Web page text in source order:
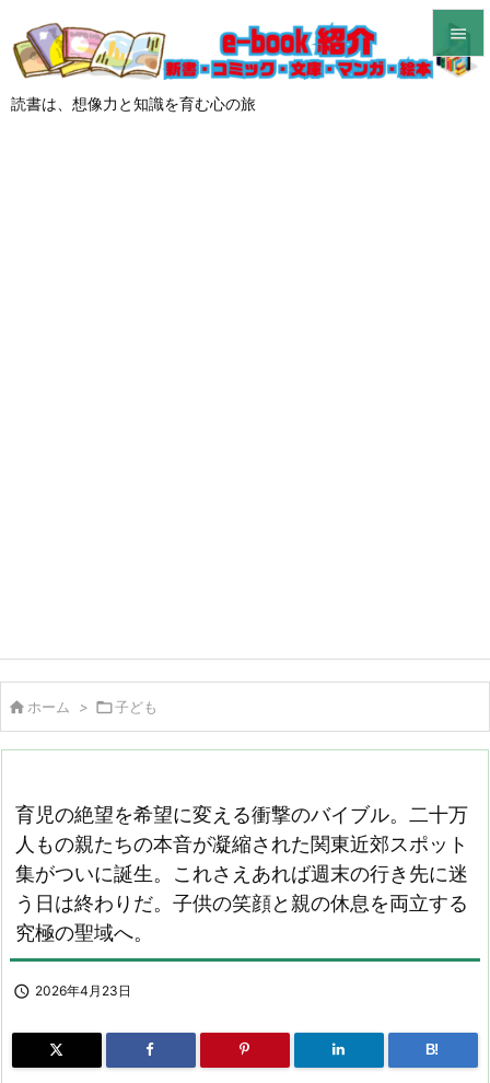
読書は、想像力と知識を育む心の旅


ホーム > 子ども
育児の絶望を希望に変える衝撃のバイブル。二十万
人もの親たちの本音が凝縮された関東近郊スポット
集がついに誕生。これさえあれば週末の行き先に迷
う日は終わりだ。子供の笑顔と親の休息を両立する
究極の聖域へ。
 2026年4月23日
B!